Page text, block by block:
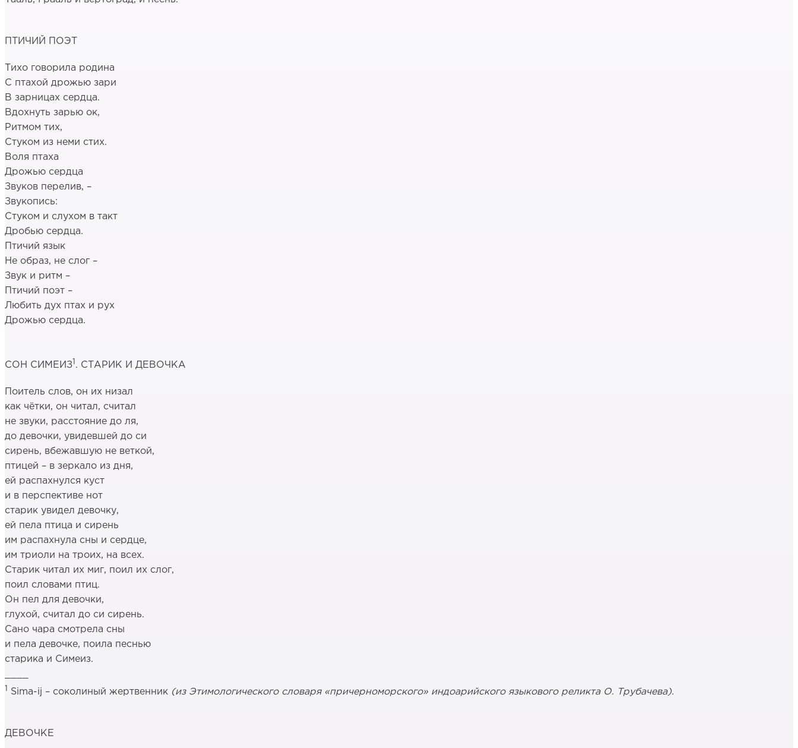
ПТИЧИЙ ПОЭТ
Тихо говорила родина
С птахой дрожью зари
В зарницах сердца.
Вдохнуть зарью ок,
Ритмом тих,
Стуком из неми стих.
Воля птаха
Дрожью сердца
Звуков перелив, –
Звукопись:
Стуком и слухом в такт
Дробью сердца.
Птичий язык
Не образ, не слог –
Звук и ритм –
Птичий поэт –
Любить дух птах и рух
Дрожью сердца.
СОН СИМЕИЗ1 . СТАРИК И ДЕВОЧКА
Поитель слов, он их низал
как чётки, он читал, считал
не звуки, расстояние до ля,
до девочки, увидевшей до си
сирень, вбежавшую не веткой,
птицей – в зеркало из дня,
ей распахнулся куст
и в перспективе нот
старик увидел девочку,
ей пела птица и сирень
им распахнула сны и сердце,
им триоли на троих, на всех.
Старик читал их миг, поил их слог,
поил словами птиц.
Он пел для девочки,
глухой, считал до си сирень.
Сано чара смотрела сны
и пела девочке, поила песнью
старика и Симеиз.
1 Sima-ij – соколиный жертвенник (из Этимологического словаря «причерноморского» индоарийского языкового реликта О. Трубачева).
ДЕВОЧКЕ